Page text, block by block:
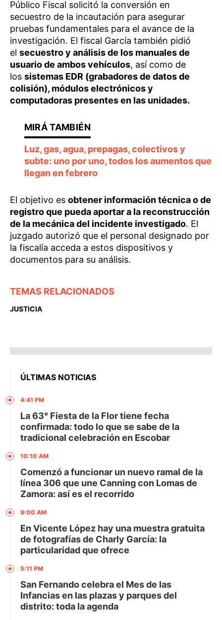
Público Fiscal solicitó la conversión en
secuestro de la incautación para asegurar
pruebas fundamentales para el avance de la
investigación. El fiscal García también pidió
el secuestro y análisis de los manuales de
usuario de ambos vehículos, así como de
los sistemas EDR (grabadores de datos de
colisión), módulos electrónicos y
computadoras presentes en las unidades.
Luz, gas, agua, prepagas, colectivos y
subte: uno por uno, todos los aumentos que
llegan en febrero
El objetivo es obtener información técnica o de
registro que pueda aportar a la reconstrucción
de la mecánica del incidente investigado. El
juzgado autorizó que el personal designado por
la fiscalía acceda a estos dispositivos y
documentos para su análisis.
TEMAS RELACIONADOS
JUSTICIA
ÚLTIMAS NOTICIAS
4:41 PM
La 63° Fiesta de la Flor tiene fecha
confirmada: todo lo que se sabe de la
tradicional celebración en Escobar
10:10 AM
Comenzó a funcionar un nuevo ramal de la
línea 306 que une Canning con Lomas de
Zamora: así es el recorrido
9:00 AM
En Vicente López hay una muestra gratuita
de fotografías de Charly García: la
particularidad que ofrece
5:11 PM
San Fernando celebra el Mes de las
Infancias en las plazas y parques del
distrito: toda la agenda